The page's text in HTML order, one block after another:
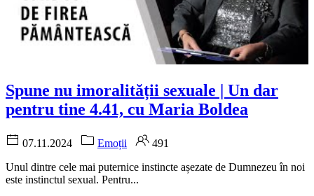
Spune nu imoralității sexuale | Un dar
pentru tine 4.41, cu Maria Boldea
07.11.2024 Emoții
491
Unul dintre cele mai puternice instincte așezate de Dumnezeu în noi
este instinctul sexual. Pentru...